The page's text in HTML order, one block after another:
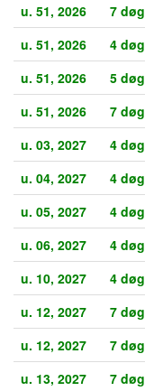
u. 51, 2026
7
u. 51, 2026
4
u. 51, 2026
5
u. 51, 2026
7
u. 03, 2027
4
u. 04, 2027
4
u. 05, 2027
4
u. 06, 2027
4
u. 10, 2027
4
u. 12, 2027
7
u. 12, 2027
7
u. 13, 2027
7